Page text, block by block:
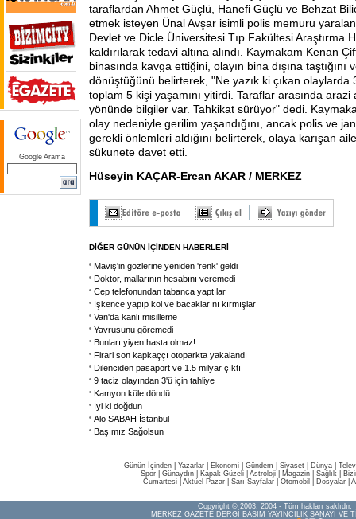
Google Arama
taraflardan Ahmet Güçlü, Hanefi Güçlü ve Behzat
etmek isteyen Ünal Avşar isimli polis memuru
Devlet ve Dicle Üniversitesi Tıp Fakültesi Araştırma
kaldırılarak tedavi altına alındı. Kaymakam Kenan
binasında kavga ettiğini, olayın bina dışına taştığını
dönüştüğünü belirterek, "Ne yazık ki çıkan olaylarda
toplam 5 kişi yaşamını yitirdi. Taraflar arasında arazi
yönünde bilgiler var. Tahkikat sürüyor" dedi.
olay nedeniyle gerilim yaşandığını, ancak polis ve
gerekli önlemleri aldığını belirterek, olaya karışan
sükunete davet etti.
Hüseyin KAÇAR-Ercan AKAR / MERKEZ
DİĞER GÜNÜN İÇİNDEN HABERLERİ
Maviş'in gözlerine yeniden 'renk' geldi
Doktor, mallarının hesabını veremedi
Cep telefonundan tabanca yaptılar
İşkence yapıp kol ve bacaklarını kırmışlar
Van'da kanlı misilleme
Yavrusunu göremedi
Bunları yiyen hasta olmaz!
Firari son kapkaççı otoparkta yakalandı
Dilenciden pasaport ve 1.5 milyar çıktı
9 taciz olayından 3'ü için tahliye
Kamyon küle döndü
İyi ki doğdun
Alo SABAH İstanbul
Başımız Sağolsun
Günün İçinden Yazarlar Ekonomi Gündem Siyaset Dünya |
Spor
Günaydın Kapak Güzeli Astroloji Magazin Sağlık
Cumartesi| Aktüel Pazar| Sarı Sayfalar| Otomobil Dosyalar|
Copyright © 2003, 2004 - Tüm hakları saklıdır.
MERKEZ GAZETE DERGİ BASIM YAYINCILIK SANAYİ VE